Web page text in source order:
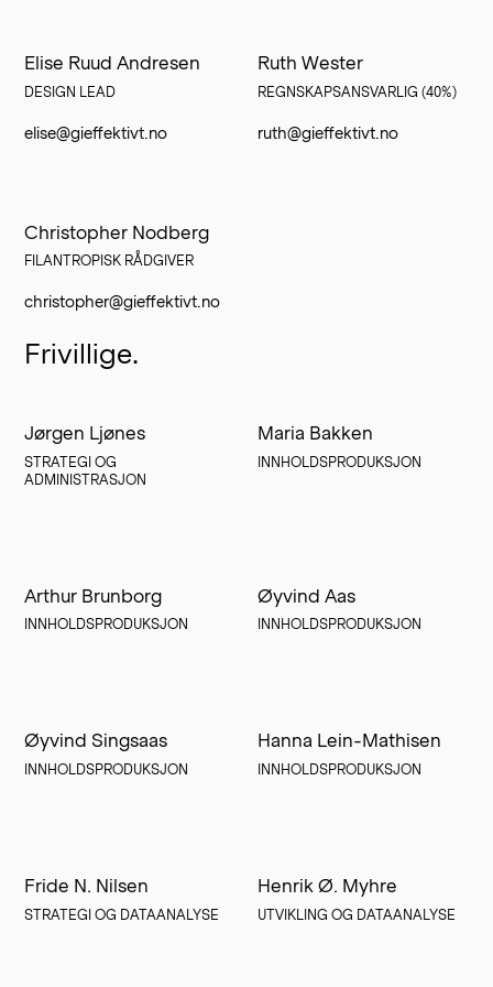
Elise Ruud Andresen
DESIGN LEAD
elise@gieffektivt.no
Ruth Wester
REGNSKAPSANSVARLIG (40%)
ruth@gieffektivt.no
Christopher Nodberg
FILANTROPISK RÅDGIVER
christopher@gieffektivt.no
Frivillige.
Jørgen Ljønes
STRATEGI OG
ADMINISTRASJON
Maria Bakken
INNHOLDSPRODUKSJON
Arthur Brunborg
INNHOLDSPRODUKSJON
Øyvind Aas
INNHOLDSPRODUKSJON
Øyvind Singsaas
INNHOLDSPRODUKSJON
Hanna Lein-Mathisen
INNHOLDSPRODUKSJON
Fride N. Nilsen
STRATEGI OG DATAANALYSE
Henrik Ø. Myhre
UTVIKLING OG DATAANALYSE